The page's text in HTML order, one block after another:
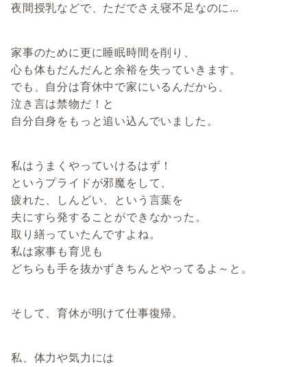
夜間授乳などで、ただでさえ寝不足なのに…
家事のために更に睡眠時間を削り、
心も体もだんだんと余裕を失っていきます。
でも、自分は育休中で家にいるんだから、
泣き言は禁物だ！と
自分自身をもっと追い込んでいました。
私はうまくやっていけるはず！
というプライドが邪魔をして、
疲れた、しんどい、という言葉を
夫にすら発することができなかった。
取り繕っていたんですよね。
私は家事も育児も
どちらも手を抜かずきちんとやってるよ～と。
そして、育休が明けて仕事復帰。
私、体力や気力には